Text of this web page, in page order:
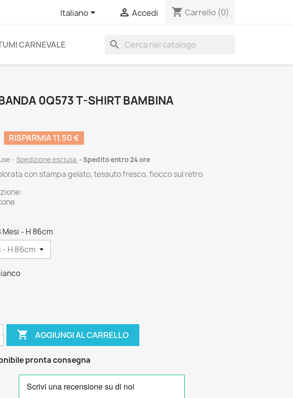
Italiano  Accedi shopping_cart Carrello (0)
CARNEVALE search
0Q573 T-SHIRT BAMBINA
RISPARMIA 11,50 €
Spedizione esclusa Spedito entro 24 ore
con stampa gelato, tessuto fresco, fiocco sul retro
Mesi - H 86cm
 AGGIUNGI AL CARRELLO
pronta consegna